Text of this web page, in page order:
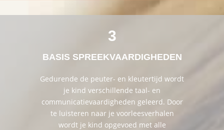
3
BASIS SPREEKVAARDIGHEDEN
Gedurende de peuter- en kleutertijd wordt
je kind verschillende taal- en
communicatievaardigheden geleerd. Door
te luisteren naar je voorleesverhalen
wordt je kind opgevoed met alle